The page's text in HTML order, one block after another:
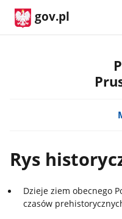
gov.pl
Rys
Dzieje ziem obecnego
czasów